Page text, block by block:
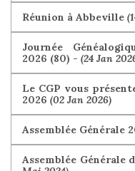
Réunion à Abbeville
Journée
2026 (80) - (24 Jan
Le CGP vous
2026 (02 Jan 2026)
Assemblée Générale
Assemblée Générale